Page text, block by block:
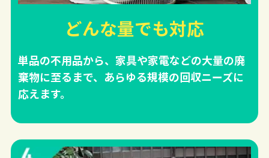
どんな量でも対応
単品の不用品から、家具や家電などの大量の廃
棄物に至るまで、あらゆる規模の回収ニーズに
応えます。